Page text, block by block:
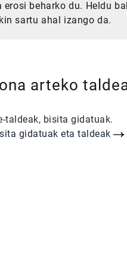
erosi beharko du. Heldu
sartu ahal izango da.
arteko
taldeak, bisita gidatuak.
gidatuak eta taldeak